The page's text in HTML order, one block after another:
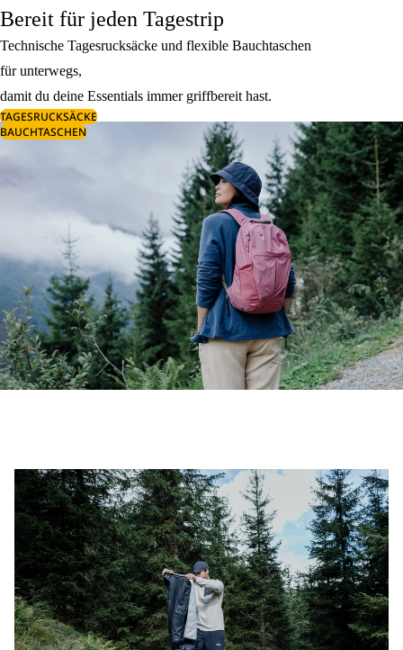
Bereit für jeden Tagestrip
Technische Tagesrucksäcke und flexible Bauchtaschen
für unterwegs,
damit du deine Essentials immer griffbereit hast.
TAGESRUCKSÄCKE
BAUCHTASCHEN